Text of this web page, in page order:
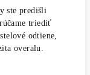
ste predišli
triediť
odtiene,
overalu.